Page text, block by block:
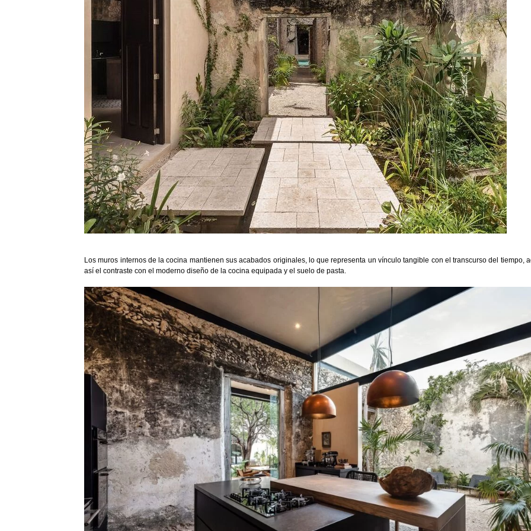
Los muros internos de la cocina mantienen sus acabados originales, lo que representa un vínculo tangible con el transcurso del tiempo,
así el contraste con el moderno diseño de la cocina equipada y el suelo de pasta.